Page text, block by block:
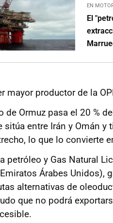
EN
El
mayor productor de la
de Ormuz pasa el 20 %
sitúa entre Irán y Omán
lo que lo convierte
petróleo y Gas Natural
Árabes Unidos),
alternativas de
que no podrá